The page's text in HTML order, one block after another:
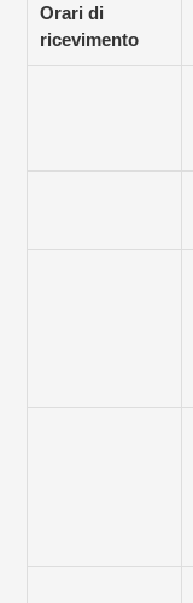
Orari di
ricevimento